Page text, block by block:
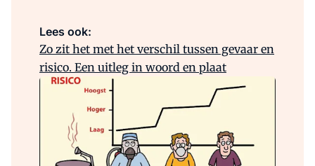
Lees ook:
Zo zit het met het verschil tussen gevaar en
risico. Een uitleg in woord en plaat